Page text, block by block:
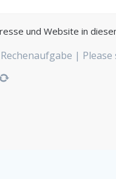
und Website in
|